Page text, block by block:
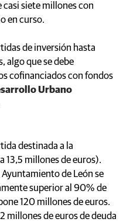
siete millones con
en curso.
de inversión hasta
algo que se debe
cofinanciados con fondos
Urbano
destinada a la
13,5 millones de euros).
de León se
superior al 90% de
120 millones de euros.
millones de euros de deuda